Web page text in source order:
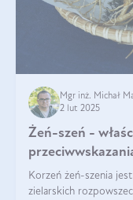
Mgr inż. Michał
2 lut 2025
Żeń-szeń -
Korzeń żeń-szenia
zielarskich